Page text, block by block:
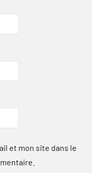
et mon site dans le